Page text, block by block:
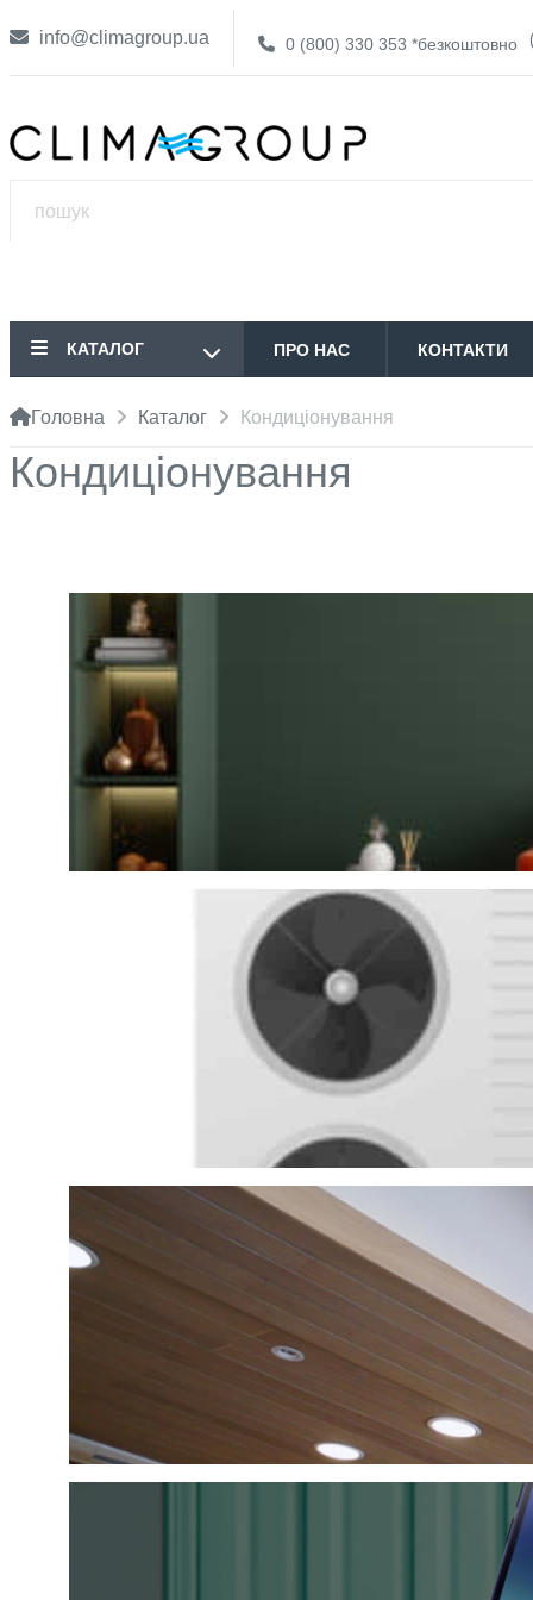
info@climagroup.ua 0 (800) 330 353 *безкоштовно
КАТАЛОГ ПРО НАС КОНТАКТИ
Головна Каталог Кондиціонування
Кондиціонування